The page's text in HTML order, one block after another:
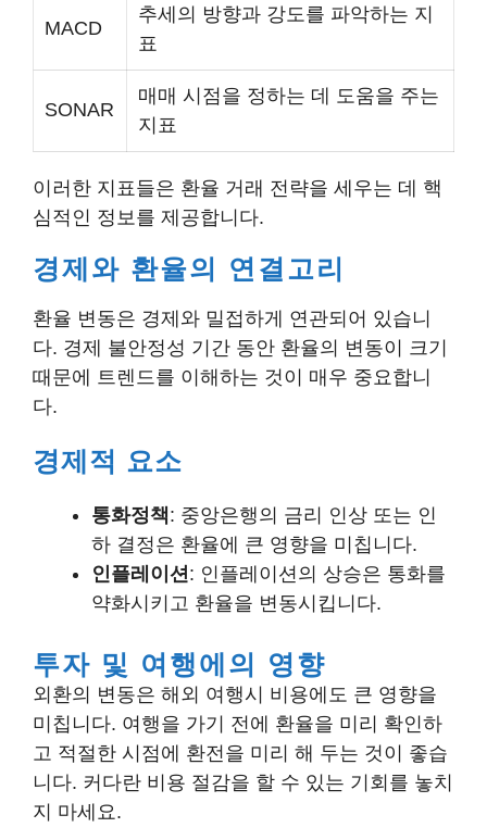
MACD
추세의 방향과 강도를 파악하는 지
표
SONAR
매매 시점을 정하는 데 도움을 주는
지표
이러한 지표들은 환율 거래 전략을 세우는 데 핵
심적인 정보를 제공합니다.
경제와 환율의 연결고리
환율 변동은 경제와 밀접하게 연관되어 있습니
다. 경제 불안정성 기간 동안 환율의 변동이 크기
때문에 트렌드를 이해하는 것이 매우 중요합니
다.
경제적 요소
통화정책: 중앙은행의 금리 인상 또는 인
하 결정은 환율에 큰 영향을 미칩니다.
인플레이션: 인플레이션의 상승은 통화를
약화시키고 환율을 변동시킵니다.
투자 및 여행에의 영향
외환의 변동은 해외 여행시 비용에도 큰 영향을
미칩니다. 여행을 가기 전에 환율을 미리 확인하
고 적절한 시점에 환전을 미리 해 두는 것이 좋습
니다. 커다란 비용 절감을 할 수 있는 기회를 놓치
지 마세요.